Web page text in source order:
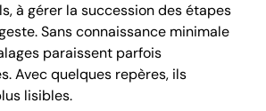
à gérer la succession des étapes
Sans connaissance minimale
paraissent parfois
Avec quelques repères, ils
lisibles.